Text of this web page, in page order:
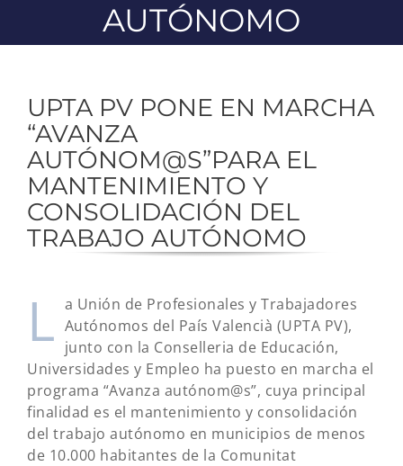
AUTÓNOMO
UPTA PV PONE EN MARCHA
“AVANZA
AUTÓNOM@S”PARA EL
MANTENIMIENTO Y
CONSOLIDACIÓN DEL
TRABAJO AUTÓNOMO
L a Unión de Profesionales y Trabajadores
Autónomos del País Valencià (UPTA PV),
junto con la Conselleria de Educación,
Universidades y Empleo ha puesto en marcha el
programa “Avanza autónom@s”, cuya principal
finalidad es el mantenimiento y consolidación
del trabajo autónomo en municipios de menos
de 10.000 habitantes de la Comunitat